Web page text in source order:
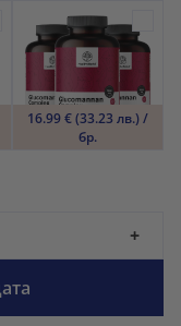
16.99 € (33.23 лв.) /
бр.
+